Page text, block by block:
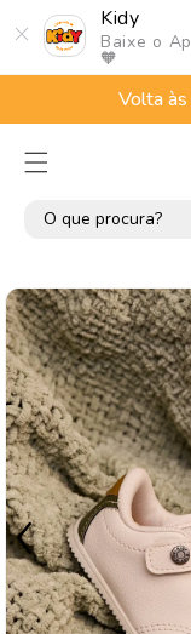
Kidy
Baixe o
🧡
para o
conteúdo
Volta
as
informações
do produto